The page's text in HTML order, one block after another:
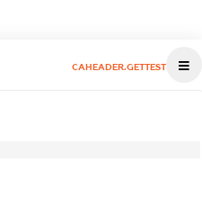
CAHEADER.GETTEST